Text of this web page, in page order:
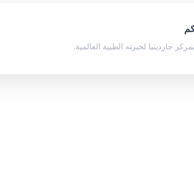
جاردينيا لخبرته الطبية العالمية.